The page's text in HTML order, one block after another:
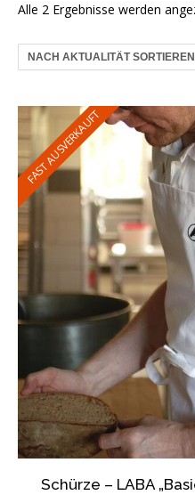
Alle 2 Ergebnisse werden
FAST AUSVERKAUFT
Schürze – LABA